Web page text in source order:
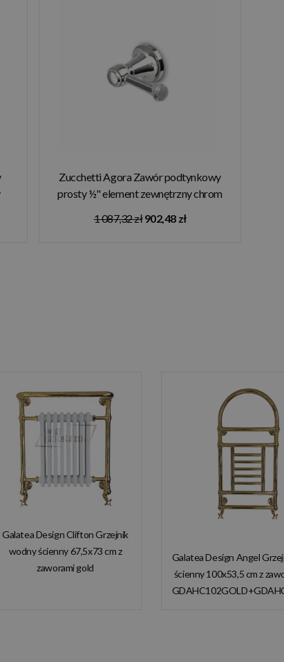
Zucchetti Agora Zawór podtynkowy
prosty ½" element zewnętrzny chrom
1 087,32 zł902,48 zł
Galatea Design Clifton Grzejnik
wodny ścienny 67,5x73 cm z
zaworami gold
Galatea Design Angel
ścienny 100x53,5 cm z